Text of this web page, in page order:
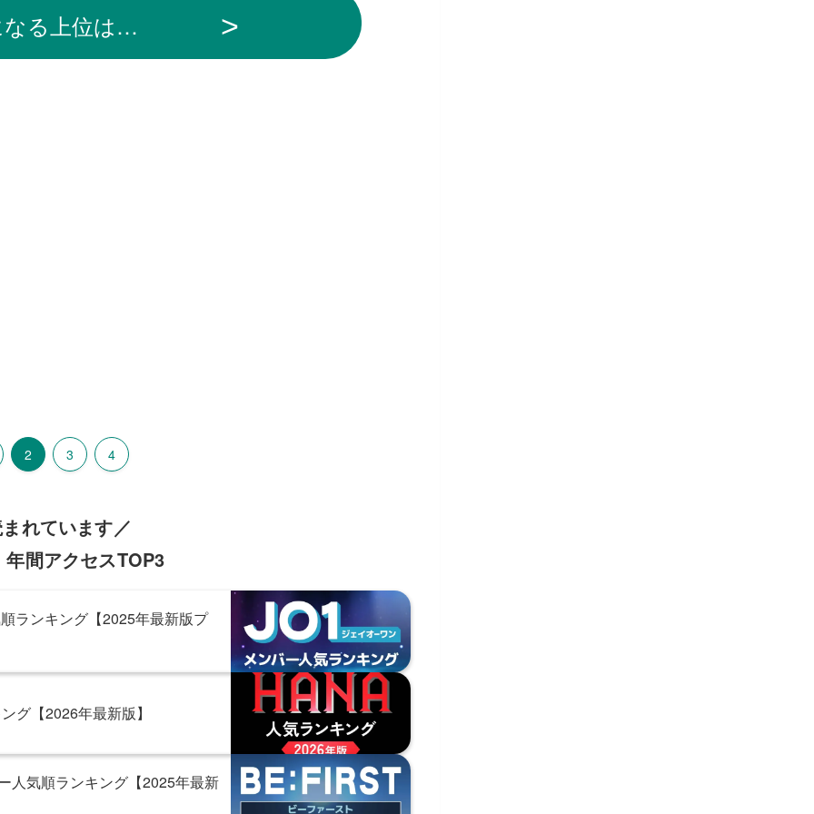
なる上位は…
2 3 4
れています／
年間アクセスTOP3
ランキング【2025年最新版プ
グ【2026年最新版】
人気順ランキング【2025年最新